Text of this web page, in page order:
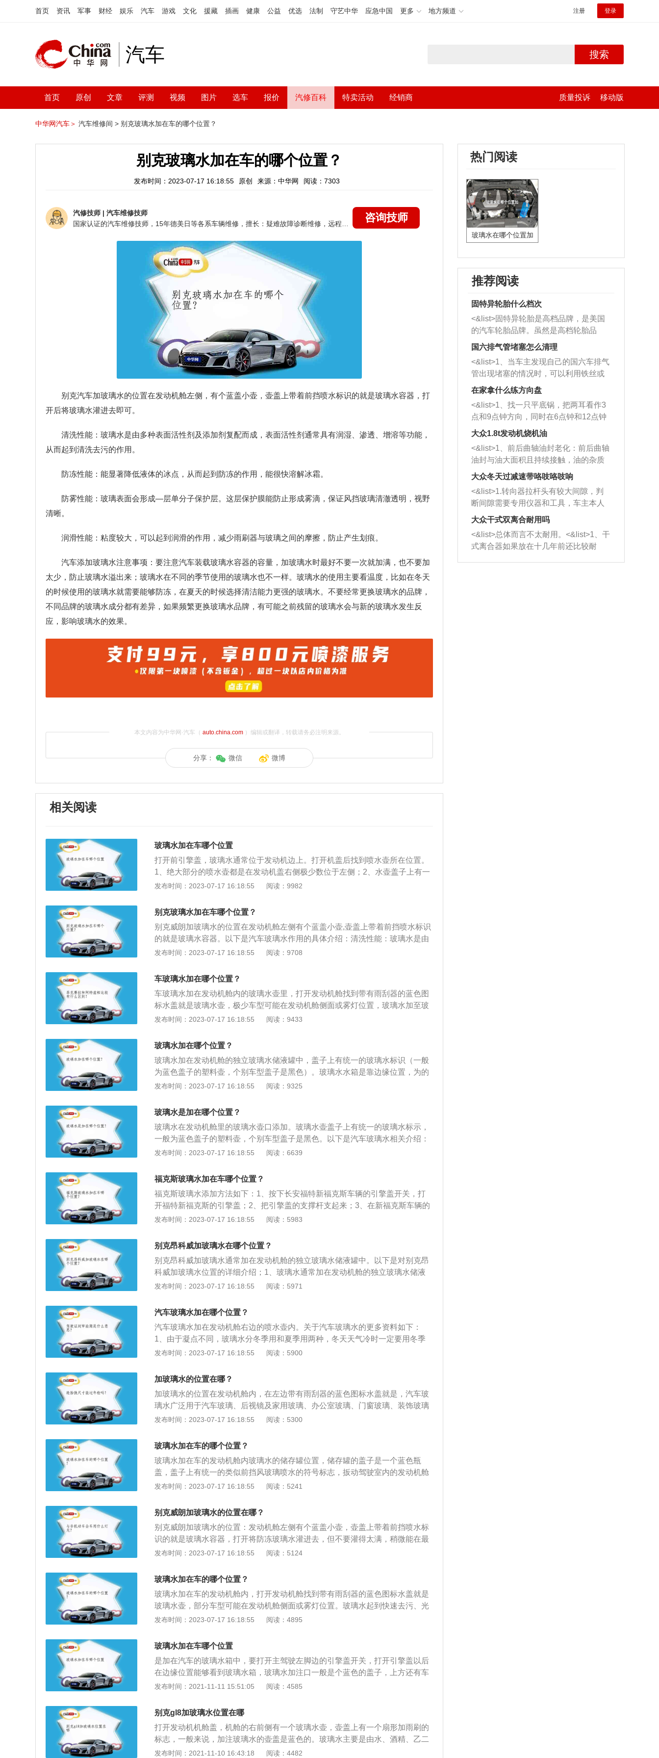
首页 资讯 军事 财经 娱乐 汽车 游戏 文化 援藏 插画 健康 公益 优选 法制 守艺中华 应急中国 更多 地方频道 注册 登录
汽车 搜索
首页 原创 文章 评测 视频 图片 选车 报价 汽修百科 特卖活动 经销商 质量投诉 移动版
中华网汽车＞ 汽车维修间 > 别克玻璃水加在车的哪个位置？
别克玻璃水加在车的哪个位置？
发布时间：2023-07-17 16:18:55 原创 来源：中华网 阅读：7303
汽修技师 | 汽车维修技师
咨询技师
别克汽车加玻璃水的位置在发动机舱左侧，有个蓝盖小壶，壶盖上带着前挡喷水标识的就是玻璃水容器，打
开后将玻璃水灌进去即可。
清洗性能：玻璃水是由多种表面活性剂及添加剂复配而成，表面活性剂通常具有润湿、渗透、增溶等功能，
从而起到清洗去污的作用。
防冻性能：能显著降低液体的冰点，从而起到防冻的作用，能很快溶解冰霜。
防雾性能：玻璃表面会形成—层单分子保护层。这层保护膜能防止形成雾滴，保证风挡玻璃清澈透明，视野
清晰。
润滑性能：粘度较大，可以起到润滑的作用，减少雨刷器与玻璃之间的摩擦，防止产生划痕。
汽车添加玻璃水注意事项：要注意汽车装载玻璃水容器的容量，加玻璃水时最好不要一次就加满，也不要加
太少，防止玻璃水溢出来；玻璃水在不同的季节使用的玻璃水也不一样。玻璃水的使用主要看温度，比如在冬天
的时候使用的玻璃水就需要能够防冻，在夏天的时候选择清洁能力更强的玻璃水。不要经常更换玻璃水的品牌，
不同品牌的玻璃水成分都有差异，如果频繁更换玻璃水品牌，有可能之前残留的玻璃水会与新的玻璃水发生反
应，影响玻璃水的效果。
本文内容为中华网·汽车（ auto.china.com）编辑或翻译，转载请务必注明来源。
分享： 微信 微博
相关阅读
玻璃水加在车哪个位置
打开前引擎盖，玻璃水通常位于发动机边上。打开机盖后找到喷水壶所在位置。
1、绝大部分的喷水壶都是在发动机盖右侧极少数位于左侧；2、水壶盖子上有一
个和指示灯一样的喷水的标志。此标志全球生产的车辆基本都一样。注意玻璃水
常需要用手拧动。玻璃水是用于清洁汽车等车辆挡风玻璃的液体，属于车辆使用
的消耗品。它主要由水、酒精、乙二醇等组成，具有清洁、防寒、防雾功能。通
常，玻璃水不需要稀释。国内销售的玻璃水种类很多，但主要有两种：夏天加玻
璃水；冬天加防寒玻璃水。其中夏天主要用来去除玻璃上的飞虫残留。我们应该
遵循不同的天气和温度条件，使用适当的玻璃水对其供应。
发布时间：2023-07-17 16:18:55 阅读：9982
别克玻璃水加在车哪个位置？
别克威朗加玻璃水的位置在发动机舱左侧有个蓝盖小壶,壶盖上带着前挡喷水标识
的就是玻璃水容器。以下是汽车玻璃水作用的具体介绍：清洗性能：玻璃水是由
多种表面活性剂及添加剂复配而成。表面活性剂通常具有润湿、渗透、增溶等功
作用，能很快溶解冰霜。防雾性能：玻璃表面会形成一层单分子保护层。这层保
护膜能防止形成雾滴，保证风挡玻璃清澈透明，视野清晰。抗静电性能：用玻璃
水清洗后，吸附在玻璃表面物质，能消除玻璃表面电荷，抗静电性能。
发布时间：2023-07-17 16:18:55 阅读：9708
车玻璃水加在哪个位置？
车玻璃水加在发动机舱内的玻璃水壶里，打开发动机舱找到带有雨刮器的蓝色图
标水盖就是玻璃水壶，极少车型可能在发动机舱侧面或雾灯位置，玻璃水加至玻
璃水壶瓶口1cm处就可以。汽车玻璃水要合理进行选择，玻璃水分为夏季使用零
的实时环境最低温度和玻璃水的防冻能力。汽车玻璃水起到快速去污、光亮清洗
的作用，在日常用车的时候会随着使用量的增加而消耗，玻璃水亏损严重后会在
汽车组合以表中进行提示，需要定期的补加玻璃水。
发布时间：2023-07-17 16:18:55 阅读：9433
玻璃水加在哪个位置？
玻璃水加在发动机舱的独立玻璃水储液罐中，盖子上有统一的玻璃水标识（一般
为蓝色盖子的塑料壶，个别车型盖子是黑色）。玻璃水水箱是靠边缘位置，为的
是方便加注，盖子上面标注有类似前挡风玻璃喷水的符号，这个符号基本上所有
于汽车使用中的易耗品，主要由水、酒精、乙二醇等组成，具有清洁、防冻、防
雾等功能。玻璃水按性状分类可分为固体玻璃水和液体玻璃水，其中固体玻璃水
大多为0摄氏度以上环境使用。
发布时间：2023-07-17 16:18:55 阅读：9325
玻璃水是加在哪个位置？
玻璃水在发动机舱里的玻璃水壶口添加。玻璃水壶盖子上有统一的玻璃水标示，
一般为蓝色盖子的塑料壶，个别车型盖子是黑色。以下是汽车玻璃水相关介绍：
1、玻璃水是汽车挡风玻璃清洗液的俗称，玻璃水通常具有润湿、渗透、增溶等
玻璃水、冬季防冻型玻璃水和特效防冻型玻璃水，其中夏季用的玻璃水主要用于
清除玻璃上的飞虫残留物。
发布时间：2023-07-17 16:18:55 阅读：6639
福克斯玻璃水加在车哪个位置？
福克斯玻璃水添加方法如下：1、按下长安福特新福克斯车辆的引擎盖开关，打
开福特新福克斯的引擎盖；2、把引擎盖的支撑杆支起来；3、在新福克斯车辆的
发动机舱里面找到蓝色盖子，将其打开即可；4、将玻璃水倒进去即可。以下是
剂的水溶液。2、通常在洗涤液中加入少量的去垢剂和防锈剂，防止冬季洗涤液
结冰，需添加防冻剂，通常防冻剂选用乙二醇50%+甲醇48%+去垢剂与防锈剂
2%等组成。3、洗涤剂应清洁、均匀、不含沉淀物和浮游物，对人畜应无害，对
金属、橡胶和塑料无腐蚀损伤作用。
发布时间：2023-07-17 16:18:55 阅读：5983
别克昂科威加玻璃水在哪个位置？
别克昂科威加玻璃水通常加在发动机舱的独立玻璃水储液罐中。以下是对别克昂
科威加玻璃水位置的详细介绍；1、玻璃水通常加在发动机舱的独立玻璃水储液
罐中，盖子上有统一的玻璃水标示（一般为蓝色盖子的塑料壶，个别车型盖子是
有类似前挡风玻璃喷水的符号，这个符号基本上所有品牌的标识都是统一的。
3、加注时需要注意的是，因为各车型的不同，加注量也不尽相同，一般玻璃水
容积主要以2升的居多，所以玻璃水加至瓶口1cm处便可。
发布时间：2023-07-17 16:18:55 阅读：5971
汽车玻璃水加在哪个位置？
汽车玻璃水加在发动机舱右边的喷水壶内。关于汽车玻璃水的更多资料如下：
1、由于凝点不同，玻璃水分冬季用和夏季用两种，冬天天气冷时一定要用冬季
专用，否则玻璃水将会结冰给汽车带来不必要的损害。2、玻璃水加注口的标示
果冰点度数过高，在寒冷的天气会造成玻璃水成冰，同时容易造成管路堵塞损
发布时间：2023-07-17 16:18:55 阅读：5900
加玻璃水的位置在哪？
加玻璃水的位置在发动机舱内，在左边带有雨刮器的蓝色图标水盖就是，汽车玻
璃水广泛用于汽车玻璃、后视镜及家用玻璃、办公室玻璃、门窗玻璃、装饰玻璃
等多种玻璃。汽车玻璃水一般分为夏季使用的0摄氏度玻璃水和冬季使用的零下2
点，起到防冻的作用；2、保证风挡玻璃清澈透明，视野清晰；3、吸附在玻璃表
面的物质，消除玻璃表面的电荷、抗静电；4、可以起润滑作用，减少雨刷器与
玻璃之间的摩擦，防止产生划痕。
发布时间：2023-07-17 16:18:55 阅读：5300
玻璃水加在车的哪个位置？
玻璃水加在车的发动机舱内玻璃水的储存罐位置，储存罐的盖子是一个蓝色瓶
盖，盖子上有统一的类似前挡风玻璃喷水的符号标志，扳动驾驶室内的发动机舱
拉手打开发动机舱，找到玻璃水的加注口添加玻璃水即可。玻璃水主要由水、酒
具有润湿、渗透、增溶功能，可以清洗去污；2、防冻性能：有酒精、乙二醇的
存在，能降低液体的冰点，能溶解冰霜。
发布时间：2023-07-17 16:18:55 阅读：5241
别克威朗加玻璃水的位置在哪？
别克威朗加玻璃水的位置：发动机舱左侧有个蓝盖小壶，壶盖上带着前挡喷水标
识的就是玻璃水容器，打开将防冻玻璃水灌进去，但不要灌得太满，稍微能在最
里处看见水面就足够。别克威朗是别克旗下的一款紧凑型轿车，这款车的轴距为
朗一共使用了两款发动机，一款是1.0升涡轮增压发动机，另一款是1.3升涡轮增
压发动机。1.0升涡轮增压发动机拥有125马力和180牛米的最大扭矩，1.3升涡轮
增压发动机拥有165马力和240牛米的最大扭矩，这两款发动机都搭载了缸内直喷
技术，并且使用了铝合金缸盖缸体。
发布时间：2023-07-17 16:18:55 阅读：5124
玻璃水加在车的哪个位置？
玻璃水加在车的发动机舱内，打开发动机舱找到带有雨刮器的蓝色图标水盖就是
玻璃水壶，部分车型可能在发动机舱侧面或雾灯位置。玻璃水起到快速去污、光
亮清洗的作用，在日常用车的时候会随着使用量的增加而消耗。玻璃水亏损严重
季使用的0度玻璃水和冬季使用的零下20度、零下35度等玻璃水。在选择玻璃水
的时候，主要参考依据为当地的实时环境极低温度和玻璃水的防冻能力，要选择
低于当地实时环境极低温度至少5到10度。
发布时间：2023-07-17 16:18:55 阅读：4895
玻璃水加在车哪个位置
是加在汽车的玻璃水箱中，要打开主驾驶左脚边的引擎盖开关，打开引擎盖以后
在边缘位置能够看到玻璃水箱，玻璃水加注口一般是个蓝色的盖子，上方还有车
窗与波浪线的图标，打开就能够直接加注玻璃水。玻璃水是分为固态和液态两
箱内加入清水。液态玻璃水则分为浓缩型和非浓缩型，浓缩型玻璃水腐蚀性比较
高，需要按照说明比例兑水稀释了以后再加注，非浓缩型玻璃水则可以即买即
用。在加注玻璃水的时候需要注意，因为各自车型都是不同的，所以加注量也是
不同的，部分小型车一般加入2升即可，而有些车型主要加注4升才足够，通常都
是以2升为主，玻璃水加注到瓶口1cm的位置即可。
发布时间：2021-11-11 15:51:05 阅读：4585
别克gl8加玻璃水位置在哪
打开发动机机舱盖，机舱的右前侧有一个玻璃水壶，壶盖上有一个扇形加雨刷的
标志，一般来说，加注玻璃水的壶盖是蓝色的。玻璃水主要是由水、酒精、乙二
醇、缓蚀剂及多种表面活性剂组成，如果汽车上的玻璃水没了，不能使用自来水
发布时间：2021-11-10 16:43:18 阅读：4482
热门阅读
玻璃水在哪个位置加
推荐阅读
固特异轮胎什么档次
<&list>固特异轮胎是高档品牌，是美国
的汽车轮胎品牌。虽然是高档轮胎品
牌，但是中高低端的轮胎都有生产，这
也是为了更好的开拓市场。
国六排气管堵塞怎么清理
<&list>1、当车主发现自己的国六车排气
管出现堵塞的情况时，可以利用铁丝或
者是细棍，直接将杂物给取出来，如果
堵塞情况比较严重，也可以采取应急措
施。 <&list>2、直接利用木棍将所有的
杂物推到排气管里面的位置处，然后将
三元催化器拆解开，就可以将堵塞的东
西取出来。但如果是因为积碳过多引起
的堵塞，就需要将三元催化器泡在草酸
洗剂对堵塞的情况得到解决，将清洗剂
放在燃油箱中，与燃油混合后，车辆启
动时，就可以和汽油一起进入到燃烧
室，最后形成废气排出，就可以让三元
催化器得到清洗，排气管堵塞的情况就
能够得到解决。
在家拿什么练方向盘
<&list>1、找一只平底锅，把两耳看作3
点和9点钟方向，同时在6点钟和12点钟
方向做一个标记。 <&list>2、双手握住
一圈半的练习，往右同样也要打相同的
圈数。 <&list>3、最后强调要反复练
习，这样就可以形成肌肉记忆，在真实
驾驶车辆时，不需要记忆也能打好方
向。
大众1.8t发动机烧机油
<&list>1、前后曲轴油封老化：前后曲轴
油封与油大面积且持续接触，油的杂质
和发动机内持续温度变化使其密封效果
逐渐减弱，导致渗油或漏油。<&list>2、
活塞间隙过大：积碳会使活塞环与缸体
的间隙扩大，导致机油流入燃烧室中，
造成烧机油。<&list>3、机油粘度。使用
机油粘度过小的话，同样会有烧机油现
象，机油粘度过小具有很好的流动性，
大众冬天过减速带咯吱咯吱响
<&list>1.转向器拉杆头有较大间隙，判
断间隙需要专用仪器和工具，车主本人
无法制作，需要将车辆送到修理厂或4s
店；<&list>2.车辆半轴套管防尘罩破
裂，破裂后会出现漏油现象，使半轴磨
损严重，磨损的半轴容易损坏，产生异
响；<&list>3.稳定器的转向胶套和球头
大众干式双离合耐用吗
<&list>总体而言不太耐用。<&list>1、干
式离合器如果放在十几年前还比较耐